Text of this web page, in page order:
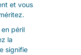
et vous
péril
la
signifie